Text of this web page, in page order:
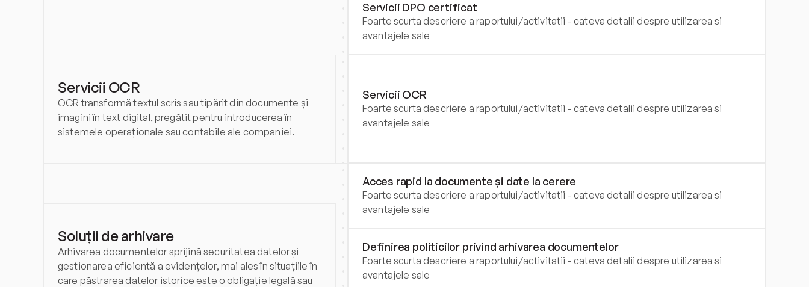
Servicii DPO certificat
Foarte scurta descriere a raportului/activitatii - cateva detalii despre utilizarea si
avantajele sale
Servicii OCR
OCR transformă textul scris sau tipărit din documente și
imagini în text digital, pregătit pentru introducerea în
sistemele operaționale sau contabile ale companiei.
Servicii OCR
Foarte scurta descriere a raportului/activitatii - cateva detalii despre utilizarea si
avantajele sale
Soluții de arhivare
Arhivarea documentelor sprijină securitatea datelor și
gestionarea eficientă a evidențelor, mai ales în situațiile în
care păstrarea datelor istorice este o obligație legală sau
Acces rapid la documente și date la cerere
Foarte scurta descriere a raportului/activitatii - cateva detalii despre utilizarea si
avantajele sale
Definirea politicilor privind arhivarea documentelor
Foarte scurta descriere a raportului/activitatii - cateva detalii despre utilizarea si
avantajele sale